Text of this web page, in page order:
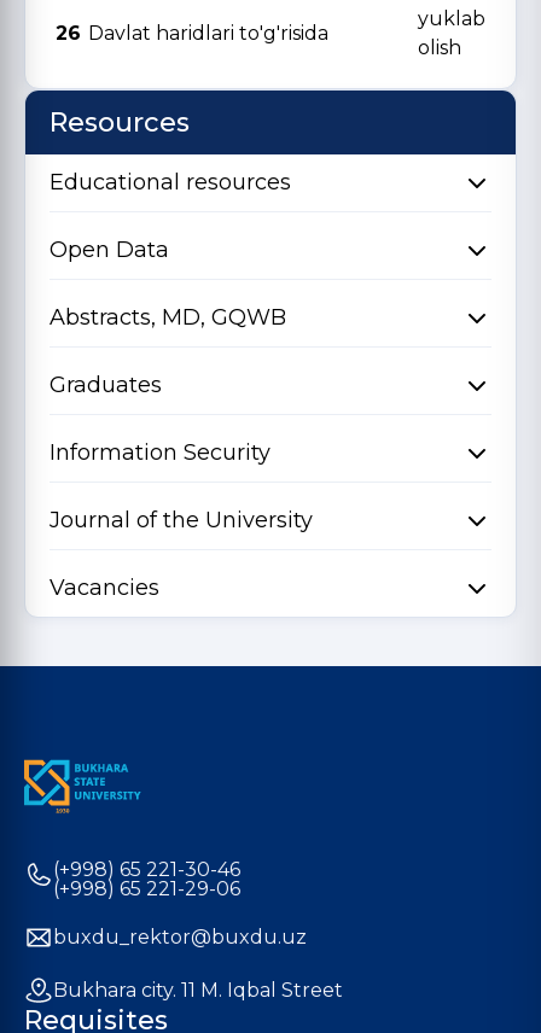
26 Davlat haridlari to'g'risida
yuklab
olish
Resources
Educational resources
Open Data
Abstracts, MD, GQWB
Graduates
Information Security
Journal of the University
Vacancies
(+998) 65 221-30-46
(+998) 65 221-29-06
buxdu_rektor@buxdu.uz
Bukhara city. 11 M. Iqbal Street
Requisites